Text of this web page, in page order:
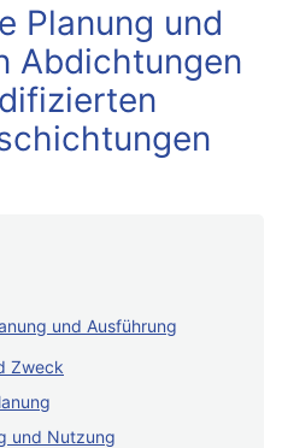
Planung und
Abdichtungen
und Ausführung
Zweck
und Nutzung